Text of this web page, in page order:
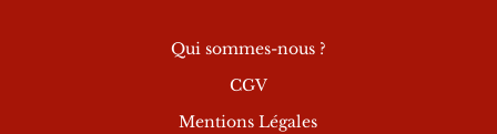
Qui sommes-nous ?
CGV
Mentions Légales